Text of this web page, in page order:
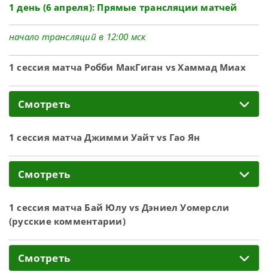
1 день (6 апреля): Прямые трансляции матчей
начало трансляций в 12:00 мск
1 сессия матча Робби МакГиган vs Хаммад Миах
Смотреть
1 сессия матча Джимми Уайт vs Гао Ян
Смотреть
1 сессия матча Бай Юлу vs Дэниел Уомерсли
(русские комментарии)
Смотреть